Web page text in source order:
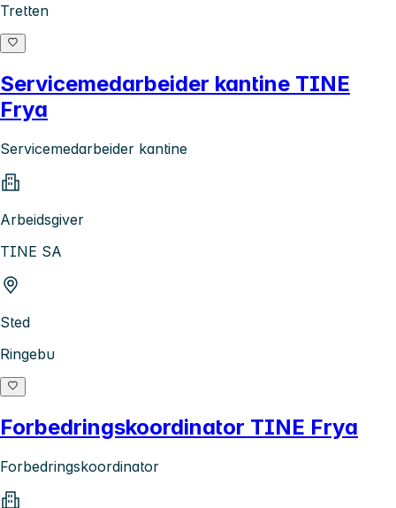
Tretten
Servicemedarbeider kantine TINE
Frya
Servicemedarbeider kantine
Arbeidsgiver
TINE SA
Sted
Ringebu
Forbedringskoordinator TINE Frya
Forbedringskoordinator